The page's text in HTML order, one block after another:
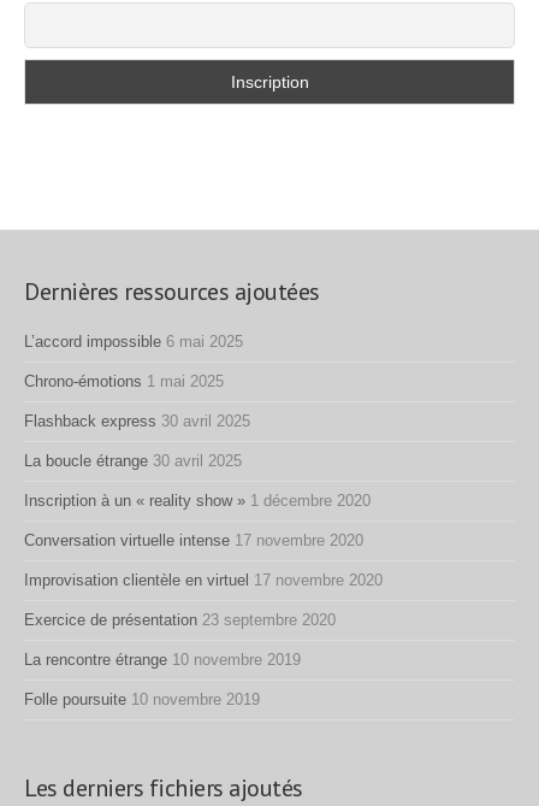
Dernières ressources ajoutées
L’accord impossible 6 mai 2025
Chrono-émotions 1 mai 2025
Flashback express 30 avril 2025
La boucle étrange 30 avril 2025
Inscription à un « reality show » 1 décembre 2020
Conversation virtuelle intense 17 novembre 2020
Improvisation clientèle en virtuel 17 novembre 2020
Exercice de présentation 23 septembre 2020
La rencontre étrange 10 novembre 2019
Folle poursuite 10 novembre 2019
Les derniers fichiers ajoutés